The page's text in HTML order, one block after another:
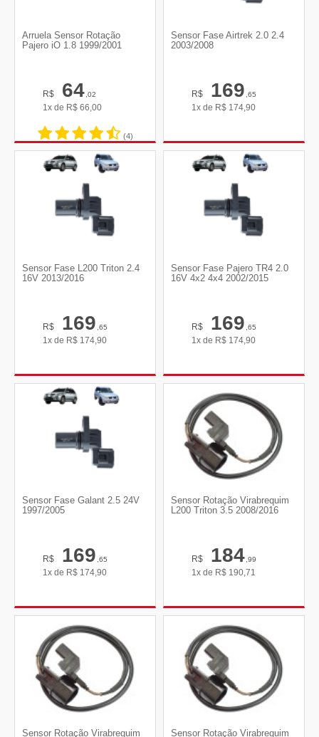
Arruela Sensor Rotação
Pajero iO 1.8 1999/2001
R$ 64,02
1x de R$ 66,00
(4)
Sensor Fase Airtrek 2.0 2.4
2003/2008
R$ 169,65
1x de R$ 174,90
Sensor Fase L200 Triton 2.4
16V 2013/2016
R$ 169,65
1x de R$ 174,90
Sensor Fase Pajero TR4 2.0
16V 4x2 4x4 2002/2015
R$ 169,65
1x de R$ 174,90
Sensor Fase Galant 2.5 24V
1997/2005
R$ 169,65
1x de R$ 174,90
Sensor Rotação Virabrequim
L200 Triton 3.5 2008/2016
R$ 184,99
1x de R$ 190,71
Sensor Rotação Virabrequim Sensor Rotação Virabrequim